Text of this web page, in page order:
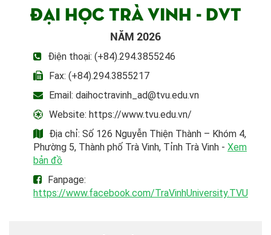
ĐẠI HỌC TRÀ VINH - DVT
NĂM 2026
Điện thoại: (+84).294.3855246
Fax: (+84).294.3855217
Email: daihoctravinh_ad@tvu.edu.vn
Website: https://www.tvu.edu.vn/
Địa chỉ: Số 126 Nguyễn Thiện Thành – Khóm 4,
Phường 5, Thành phố Trà Vinh, Tỉnh Trà Vinh - Xem
bản đồ
Fanpage:
https://www.facebook.com/TraVinhUniversity.TVU